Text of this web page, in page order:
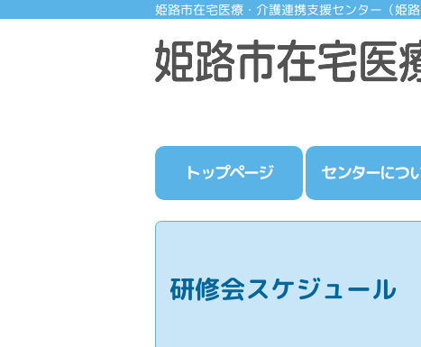
姫路市在宅医療・介護連携支援センター（姫
トップページ センターにつ
研修会スケジュール